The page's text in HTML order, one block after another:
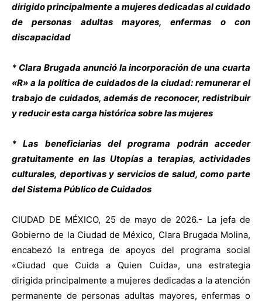
dirigido principalmente a mujeres dedicadas al cuidado
de personas adultas mayores, enfermas o con
discapacidad
* Clara Brugada anunció la incorporación de una cuarta
«R» a la política de cuidados de la ciudad: remunerar el
trabajo de cuidados, además de reconocer, redistribuir
y reducir esta carga histórica sobre las mujeres
* Las beneficiarias del programa podrán acceder
gratuitamente en las Utopías a terapias, actividades
culturales, deportivas y servicios de salud, como parte
del Sistema Público de Cuidados
CIUDAD DE MÉXICO, 25 de mayo de 2026.- La jefa de
Gobierno de la Ciudad de México, Clara Brugada Molina,
encabezó la entrega de apoyos del programa social
«Ciudad que Cuida a Quien Cuida», una estrategia
dirigida principalmente a mujeres dedicadas a la atención
permanente de personas adultas mayores, enfermas o